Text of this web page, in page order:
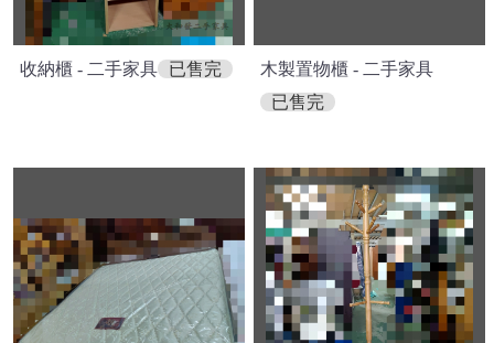
收納櫃 - 二手家具 已售完
木製置物櫃 - 二手家具
已售完